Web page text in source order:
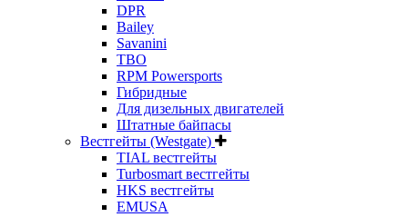
DPR
Bailey
Savanini
TBO
RPM Powersports
Гибридные
Для дизельных двигателей
Штатные байпасы
Вестгейты (Westgate)
TIAL вестгейты
Turbosmart вестгейты
HKS вестгейты
EMUSA